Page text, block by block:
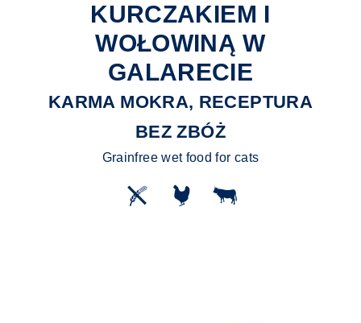
KURCZAKIEM I
WOŁOWINĄ W
GALARECIE
KARMA MOKRA, RECEPTURA
BEZ ZBÓŻ
Grainfree wet food for cats